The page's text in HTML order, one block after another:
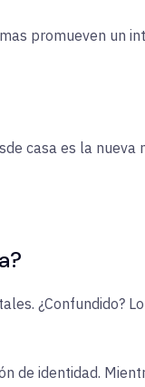
promueven un
casa es la nueva
¿Confundido?
de identidad.